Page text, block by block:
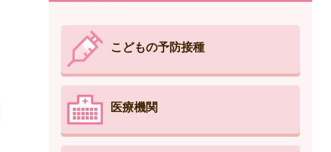
こどもの予防接種
医療機関